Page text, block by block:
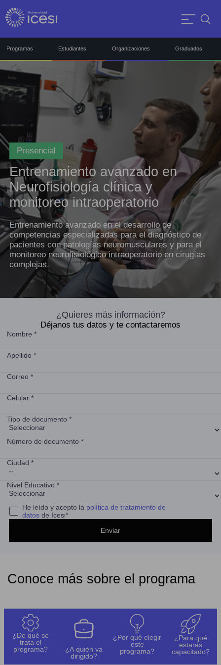
Programas Estudiantes Organizaciones Graduados
Presencial
Entrenamiento avanzado en
Neurofisiología clínica y
monitoreo intraoperatorio
Entrenamiento avanzado en el desarrollo de
competencias especializadas para el diagnóstico de
pacientes con patologías neuromusculares y para el
monitoreo neurofisiológico intraoperatorio en cirugías
complejas.
¿Quieres más información?
Déjanos tus datos y te contactaremos
Nombre *
Apellido *
Correo *
Celular *
Tipo de documento *
Número de documento *
Ciudad *
Nivel Educativo *
He leído y acepto la política de tratamiento de
datosde Icesi*
Conoce más sobre el programa
¿De qué se
trata el
programa?
¿A quién va
dirigido?
¿Por qué elegir
este
programa?
¿Para qué
estarás
capacitado?